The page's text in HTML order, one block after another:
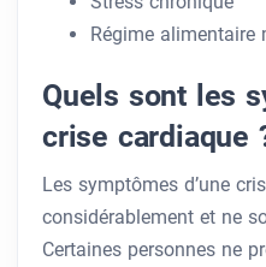
Régime alimentaire
Quels sont les
crise cardiaque
Les symptômes d’une
considérablement et ne
Certaines personnes ne